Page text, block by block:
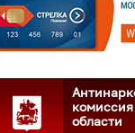
области